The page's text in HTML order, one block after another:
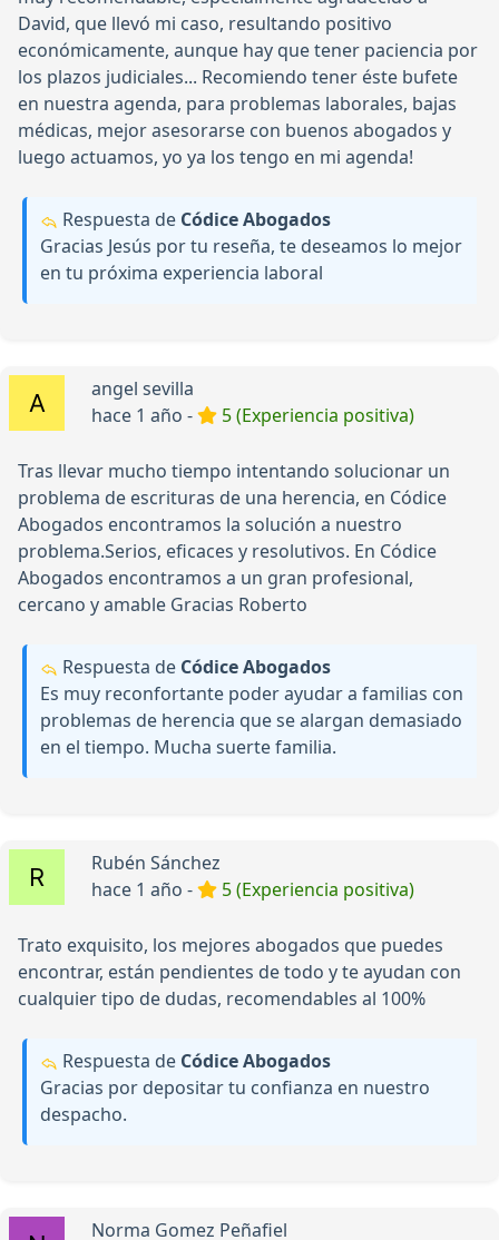
David, que llevó mi caso, resultando positivo
económicamente, aunque hay que tener paciencia por
los plazos judiciales... Recomiendo tener éste bufete
en nuestra agenda, para problemas laborales, bajas
médicas, mejor asesorarse con buenos abogados y
luego actuamos, yo ya los tengo en mi agenda!
Respuesta de Códice Abogados
Gracias Jesús por tu reseña, te deseamos lo mejor
en tu próxima experiencia laboral
angel sevilla
hace 1 año -
5 (Experiencia positiva)
Tras llevar mucho tiempo intentando solucionar un
problema de escrituras de una herencia, en Códice
Abogados encontramos la solución a nuestro
problema.Serios, eficaces y resolutivos. En Códice
Abogados encontramos a un gran profesional,
cercano y amable Gracias Roberto
Respuesta de Códice Abogados
Es muy reconfortante poder ayudar a familias con
problemas de herencia que se alargan demasiado
en el tiempo. Mucha suerte familia.
Rubén Sánchez
hace 1 año -
5 (Experiencia positiva)
Trato exquisito, los mejores abogados que puedes
encontrar, están pendientes de todo y te ayudan con
cualquier tipo de dudas, recomendables al 100%
Respuesta de Códice Abogados
Gracias por depositar tu confianza en nuestro
despacho.
Norma Gomez Peñafiel